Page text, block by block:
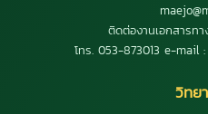
ติดต่องานเอกสารท
โทร. 053-873013 e-mail
วิทย